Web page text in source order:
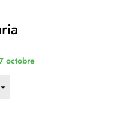
octobre